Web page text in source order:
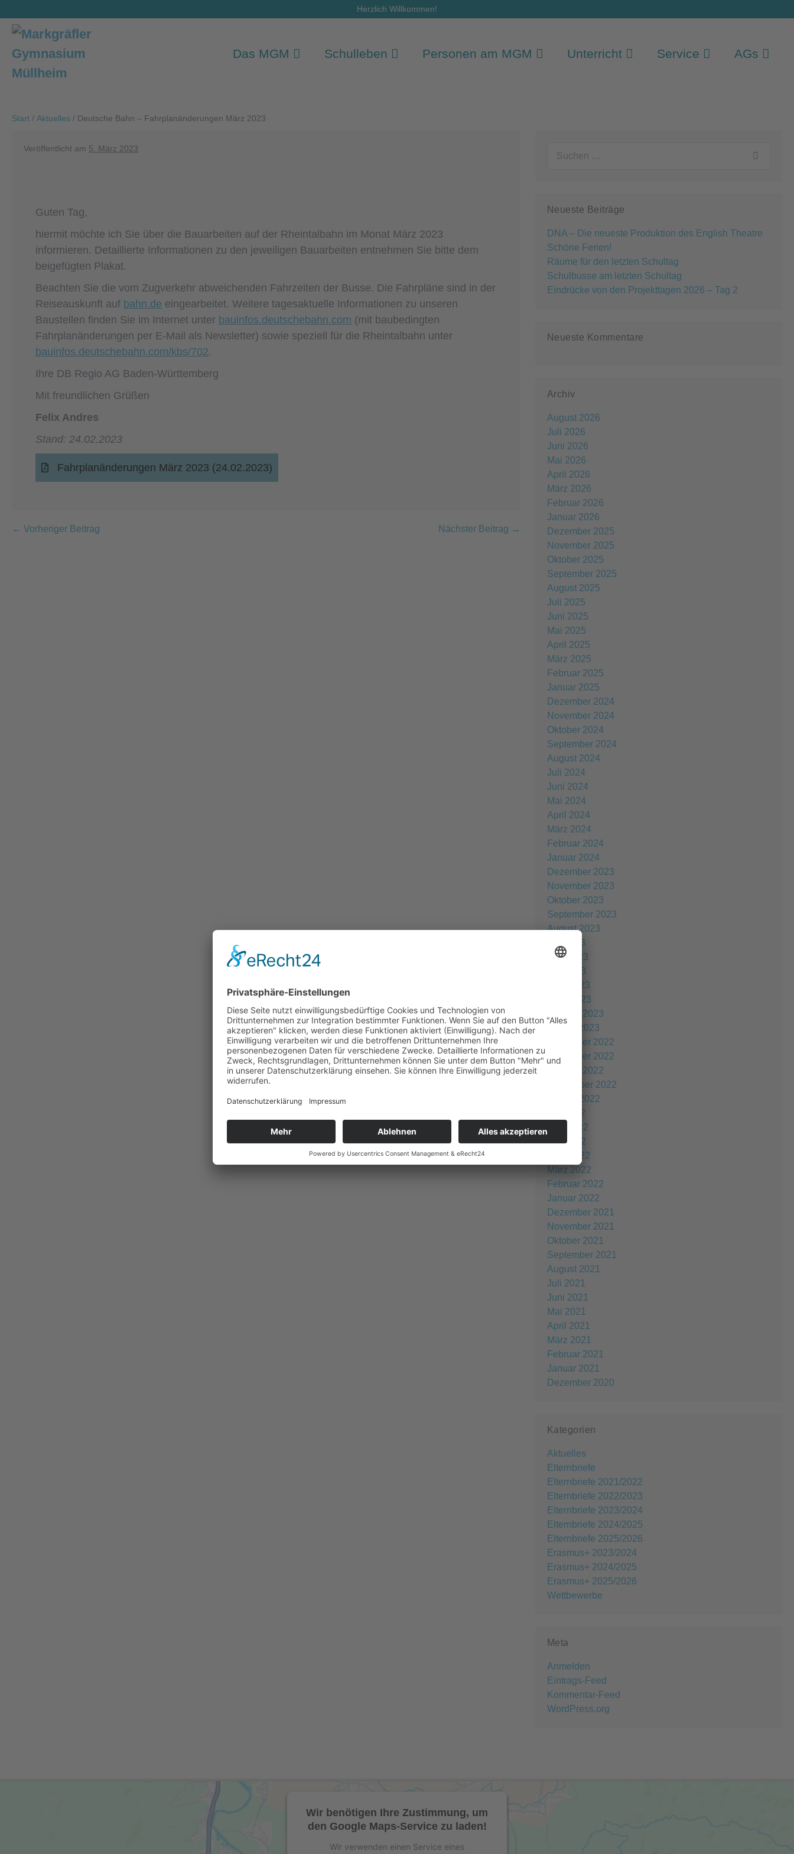
Inhalt
springen
Herzlich Willkommen!
Das MGM Schulleben Personen am MGM Unterricht Service AGs
Start / Aktuelles / Deutsche Bahn – Fahrplanänderungen März 2023
Veröffentlicht am 5. März 2023
Guten Tag,
hiermit möchte ich Sie über die Bauarbeiten auf der Rheintalbahn im Monat März 2023
informieren. Detaillierte Informationen zu den jeweiligen Bauarbeiten entnehmen Sie bitte dem
beigefügten Plakat.
Beachten Sie die vom Zugverkehr abweichenden Fahrzeiten der Busse. Die Fahrpläne sind in der
Reiseauskunft auf bahn.de eingearbeitet. Weitere tagesaktuelle Informationen zu unseren
Baustellen finden Sie im Internet unter bauinfos.deutschebahn.com (mit baubedingten
Fahrplanänderungen per E-Mail als Newsletter) sowie speziell für die Rheintalbahn unter
bauinfos.deutschebahn.com/kbs/702.
Ihre DB Regio AG Baden-Württemberg
Mit freundlichen Grüßen
Felix Andres
Stand: 24.02.2023
Fahrplanänderungen März 2023 (24.02.2023)
Beitragsnavigation
← Vorheriger Beitrag Nächster Beitrag →
Neueste Beiträge
DNA – Die neueste Produktion des English Theatre
Schöne Ferien!
Räume für den letzten Schultag
Schulbusse am letzten Schultag
Eindrücke von den Projekttagen 2026 – Tag 2
Neueste Kommentare
Archiv
August 2026
Juli 2026
Juni 2026
Mai 2026
April 2026
März 2026
Februar 2026
Januar 2026
Dezember 2025
November 2025
Oktober 2025
September 2025
August 2025
Juli 2025
Juni 2025
Mai 2025
April 2025
März 2025
Februar 2025
Januar 2025
Dezember 2024
November 2024
Oktober 2024
September 2024
August 2024
Juli 2024
Juni 2024
Mai 2024
April 2024
März 2024
Februar 2024
Januar 2024
Dezember 2023
November 2023
Oktober 2023
September 2023
August 2023
Juli 2023
Juni 2023
Mai 2023
April 2023
März 2023
Februar 2023
Januar 2023
Dezember 2022
November 2022
Oktober 2022
September 2022
August 2022
Juli 2022
Juni 2022
Mai 2022
April 2022
März 2022
Februar 2022
Januar 2022
Dezember 2021
November 2021
Oktober 2021
September 2021
August 2021
Juli 2021
Juni 2021
Mai 2021
April 2021
März 2021
Februar 2021
Januar 2021
Dezember 2020
Kategorien
Aktuelles
Elternbriefe
Elternbriefe 2021/2022
Elternbriefe 2022/2023
Elternbriefe 2023/2024
Elternbriefe 2024/2025
Elternbriefe 2025/2026
Erasmus+ 2023/2024
Erasmus+ 2024/2025
Erasmus+ 2025/2026
Wettbewerbe
Meta
Anmelden
Eintrags-Feed
Kommentar-Feed
WordPress.org
Wir benötigen Ihre Zustimmung, um
den Google Maps-Service zu laden!
Wir verwenden einen Service eines